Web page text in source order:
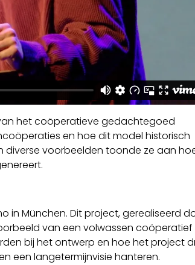
het coöperatieve gedachtegoed
en hoe dit model historisch
diverse voorbeelden toonde ze aan
in München. Dit project, gerealiseerd
van een volwassen coöperatief
bij het ontwerp en hoe het project
een langetermijnvisie hanteren.